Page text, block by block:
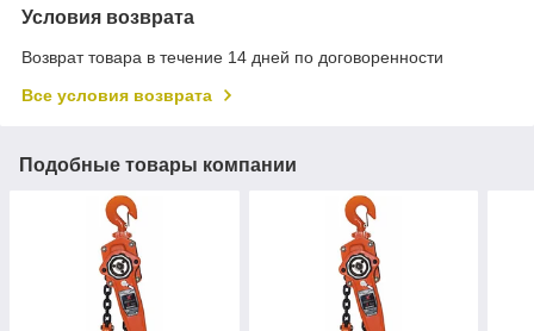
Условия возврата
Возврат товара в течение 14 дней по договоренности
Все условия возврата
Подобные товары компании